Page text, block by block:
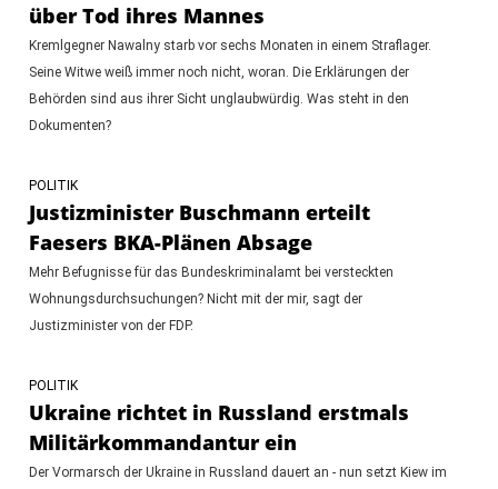
über Tod ihres Mannes
Kremlgegner Nawalny starb vor sechs Monaten in einem Straflager.
Seine Witwe weiß immer noch nicht, woran. Die Erklärungen der
Behörden sind aus ihrer Sicht unglaubwürdig. Was steht in den
Dokumenten?
POLITIK
Justizminister Buschmann erteilt
Faesers BKA-Plänen Absage
Mehr Befugnisse für das Bundeskriminalamt bei versteckten
Wohnungsdurchsuchungen? Nicht mit der mir, sagt der
Justizminister von der FDP.
POLITIK
Ukraine richtet in Russland erstmals
Militärkommandantur ein
Der Vormarsch der Ukraine in Russland dauert an - nun setzt Kiew im